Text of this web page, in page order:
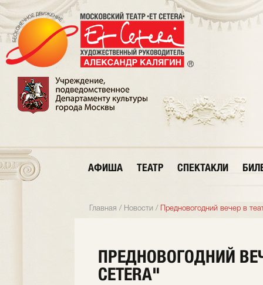
АФИША ТЕАТР СПЕКТАКЛИ
Главная / Новости / Предновогодний вечер в
ПРЕДНОВОГОДНИЙ
CETERA"